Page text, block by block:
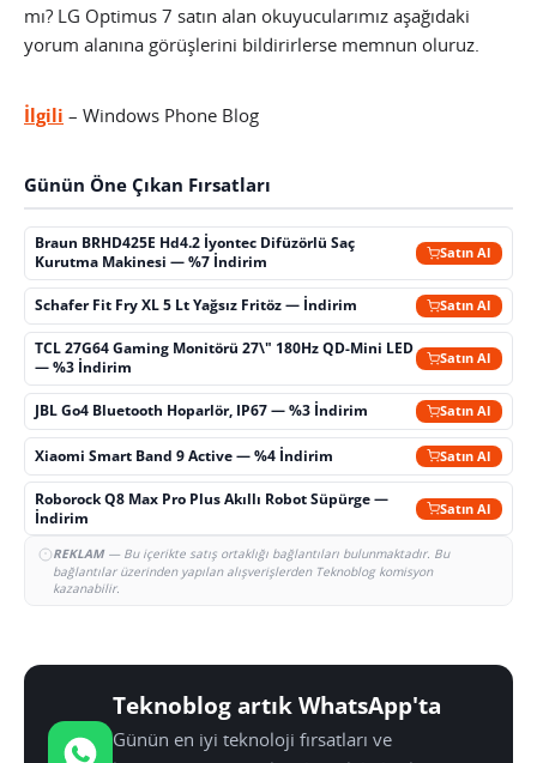
mı? LG Optimus 7 satın alan okuyucularımız aşağıdaki
yorum alanına görüşlerini bildirirlerse memnun oluruz.
İlgili – Windows Phone Blog
Günün Öne Çıkan Fırsatları
Braun BRHD425E Hd4.2 İyontec Difüzörlü Saç
Kurutma Makinesi — %7 İndirim
Satın Al
Schafer Fit Fry XL 5 Lt Yağsız Fritöz — İndirim Satın Al
TCL 27G64 Gaming Monitörü 27\" 180Hz QD-Mini LED
— %3 İndirim
Satın Al
JBL Go4 Bluetooth Hoparlör, IP67 — %3 İndirim Satın Al
Xiaomi Smart Band 9 Active — %4 İndirim Satın Al
Roborock Q8 Max Pro Plus Akıllı Robot Süpürge —
İndirim
Satın Al
REKLAM— Bu içerikte satış ortaklığı bağlantıları bulunmaktadır. Bu
bağlantılar üzerinden yapılan alışverişlerden Teknoblog komisyon
kazanabilir.
Teknoblog artık WhatsApp'ta
Günün en iyi teknoloji fırsatları ve